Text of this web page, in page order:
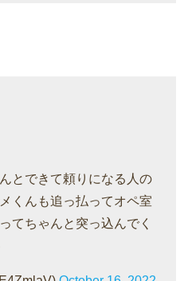
とできて頼りになる人の
くんも追っ払ってオペ室
てちゃんと突っ込んでく